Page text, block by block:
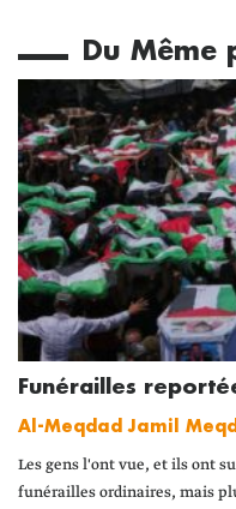
Du Même
Funérailles
Al-Meqdad Jamil
Les gens l'ont vue, et ils ont
funérailles ordinaires, mais